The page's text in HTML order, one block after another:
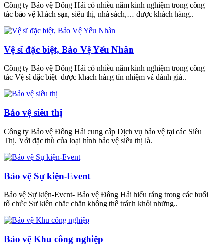
Công ty Bảo vệ Đông Hải có nhiều năm kinh nghiệm trong công
tác bảo vệ khách sạn, siêu thị, nhà sách,… được khách hàng..
Vệ sĩ đặc biệt, Bảo Vệ Yếu Nhân
Công ty Bảo vệ Đông Hải có nhiều năm kinh nghiệm trong công
tác Vệ sĩ đặc biệt được khách hàng tín nhiệm và đánh giá..
Bảo vệ siêu thị
Công ty Bảo vệ Đông Hải cung cấp Dịch vụ bảo vệ tại các Siêu
Thị. Với đặc thù của loại hình bảo vệ siêu thị là..
Bảo vệ Sự kiện-Event
Bảo vệ Sự kiện-Event- Bảo vệ Đông Hải hiểu rằng trong các buổi
tổ chức Sự kiện chắc chắn không thể tránh khỏi những..
Bảo vệ Khu công nghiệp